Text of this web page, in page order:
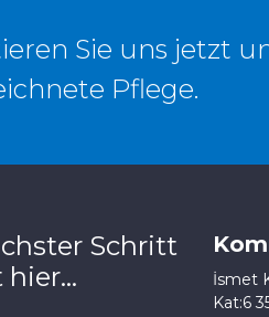
Sie uns jetzt
Pflege.
Schritt
İsmet
Kat:6